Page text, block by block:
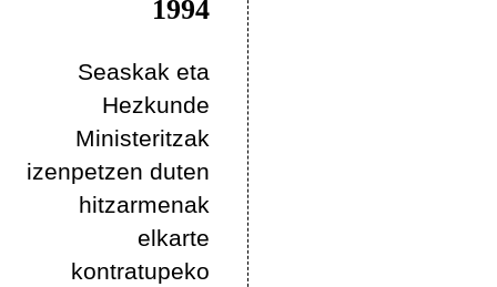
1994
Seaskak eta
Hezkunde
Ministeritzak
izenpetzen duten
hitzarmenak
elkarte
kontratupeko